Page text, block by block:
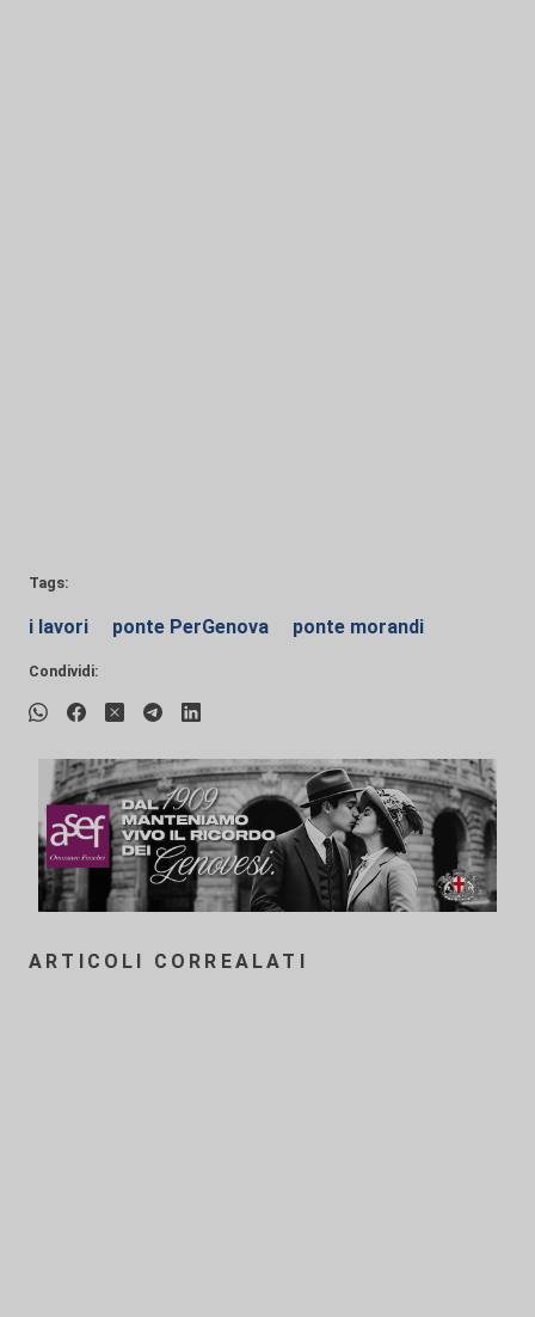
Tags:
i lavori ponte PerGenova ponte morandi
Condividi:
ARTICOLI CORREALATI